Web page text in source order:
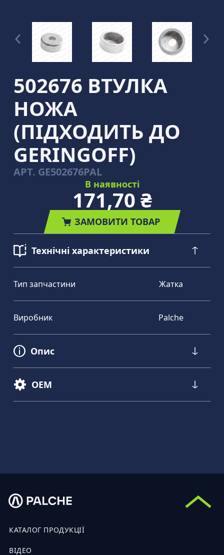
502676 ВТУЛКА
НОЖА
(ПІДХОДИТЬ ДО
GERINGOFF)
АРТ. GE502676PAL
В наявності
171,70 ₴
ЗАМОВИТИ ТОВАР
Технічні характеристики
Тип запчастини Жатка
Виробник Palche
Опис
OEM
КАТАЛОГ ПРОДУКЦІЇ
ВІДЕО